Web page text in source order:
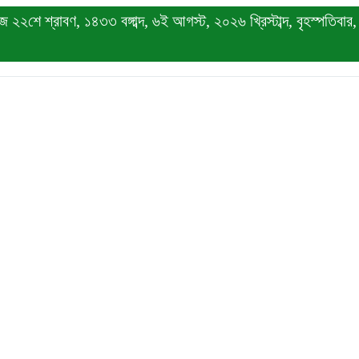
শ্রাবণ, ১৪৩৩ বঙ্গাব্দ, ৬ই আগস্ট, ২০২৬ খ্রিস্টাব্দ, বৃহস্পতিবার,